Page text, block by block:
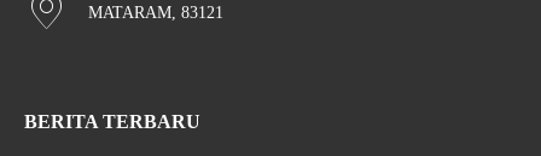
MATARAM, 83121
BERITA TERBARU